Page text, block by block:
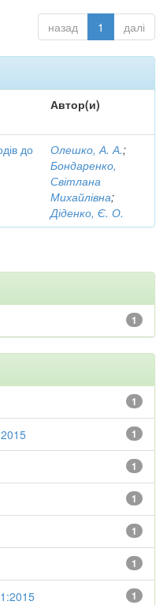
назад 1 далі
Автор(и)
до
Олешко, А. А.;
Бондаренко,
Світлана
Михайлівна;
Діденко, Є. О.
1
1
1
1
1
1
1
1